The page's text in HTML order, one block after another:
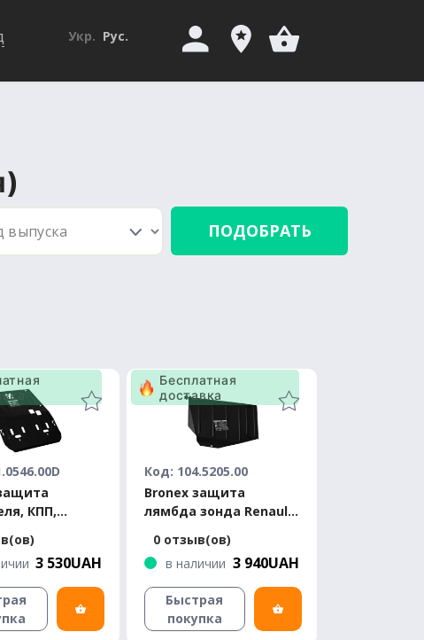
Укр. Рус.
ПОДОБРАТЬ
КПП,
3 530UAH
Код: 104.5205.00
Bronex защита
лямбда зонда Renault
Premium
0 отзыв(ов)
в наличии 3 940UAH
Бесплатная
доставка
Быстрая
покупка